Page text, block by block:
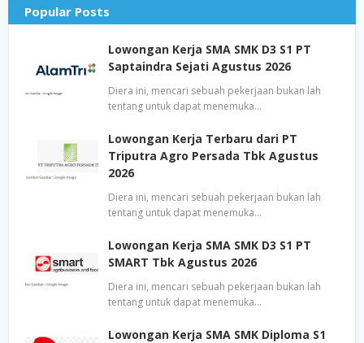
Popular Posts
Lowongan Kerja SMA SMK D3 S1 PT
Saptaindra Sejati Agustus 2026
Diera ini, mencari sebuah pekerjaan bukan lah
tentang untuk dapat menemuka…
Lowongan Kerja Terbaru dari PT
Triputra Agro Persada Tbk Agustus
2026
Diera ini, mencari sebuah pekerjaan bukan lah
tentang untuk dapat menemuka…
Lowongan Kerja SMA SMK D3 S1 PT
SMART Tbk Agustus 2026
Diera ini, mencari sebuah pekerjaan bukan lah
tentang untuk dapat menemuka…
Lowongan Kerja SMA SMK Diploma S1